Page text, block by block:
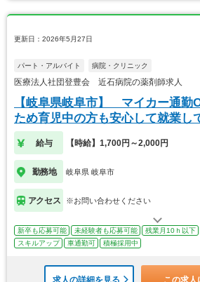
更新日：2026年5月27日
パート・アルバイト 病院・クリニック
医療法人社団登豊会 近石病院の薬剤師求人
【岐阜県岐阜市】 マイカー通勤
ため育児中の方も安心して就業し
給与 【時給】1,700円～2,000円
勤務地 岐阜県 岐阜市
アクセス ※お問い合わせください
新卒も応募可能 未経験者も応募可能 残業月10ｈ以下
スキルアップ
車通勤可 積極採用中
求人の詳細を見る この求人